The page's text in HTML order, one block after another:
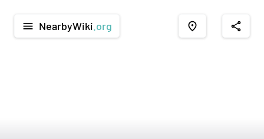
menu NearbyWiki .org place share